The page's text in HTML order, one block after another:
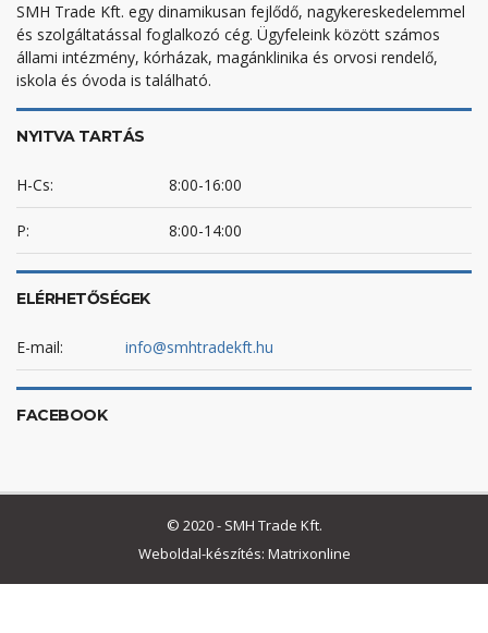
SMH Trade Kft. egy dinamikusan fejlődő, nagykereskedelemmel
és szolgáltatással foglalkozó cég. Ügyfeleink között számos
állami intézmény, kórházak, magánklinika és orvosi rendelő,
iskola és óvoda is található.
NYITVA TARTÁS
H-Cs: 8:00-16:00
P: 8:00-14:00
ELÉRHETŐSÉGEK
E-mail: info@smhtradekft.hu
FACEBOOK
© 2020 - SMH Trade Kft.
Weboldal-készítés: Matrixonline